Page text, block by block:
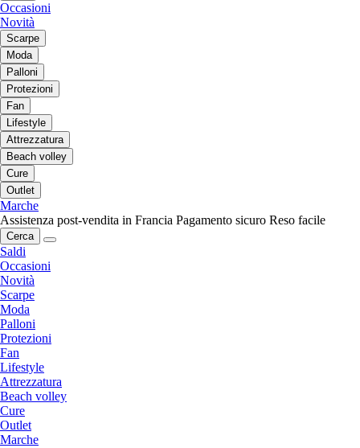
Occasioni
Novità
Scarpe
Moda
Palloni
Protezioni
Fan
Lifestyle
Attrezzatura
Beach volley
Cure
Outlet
Marche
Assistenza post-vendita in Francia Pagamento sicuro Reso facile
Cerca
Saldi
Occasioni
Novità
Scarpe
Moda
Palloni
Protezioni
Fan
Lifestyle
Attrezzatura
Beach volley
Cure
Outlet
Marche